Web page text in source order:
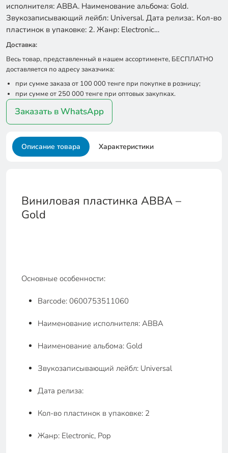
исполнителя: ABBA. Наименование альбома: Gold.
Звукозаписывающий лейбл: Universal. Дата релиза:. Кол-во
пластинок в упаковке: 2. Жанр: Electronic…
Доставка:
Весь товар, представленный в нашем ассортименте, БЕСПЛАТНО
доставляется по адресу заказчика:
при сумме заказа от 100 000 тенге при покупке в розницу;
при сумме от 250 000 тенге при оптовых закупках.
Заказать в WhatsApp
Описание товара Характеристики
Виниловая пластинка ABBA –
Gold
Основные особенности:
Barcode: 0600753511060
Наименование исполнителя: ABBA
Наименование альбома: Gold
Звукозаписывающий лейбл: Universal
Дата релиза:
Кол-во пластинок в упаковке: 2
Жанр: Electronic, Pop